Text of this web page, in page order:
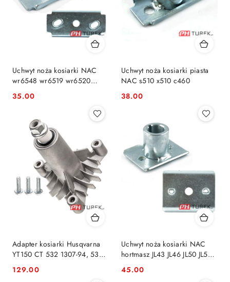
Uchwyt noża kosiarki NAC
wr6548 wr6519 wr6520
6536
Cena:
35.00
Uchwyt noża kosiarki piasta
NAC s510 x510 c460
Cena:
38.00
Adapter kosiarki Husqvarna
YT150 CT 532 1307-94, 532
Cena:
129.00
Uchwyt noża kosiarki NAC
hortmasz JL43 JL46 JL50 JL53
Cena:
45.00